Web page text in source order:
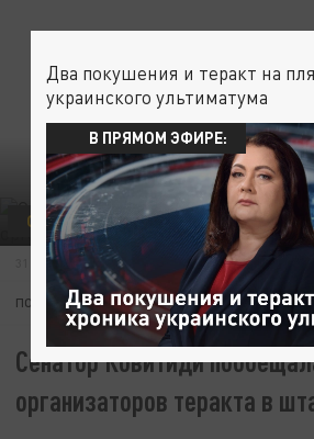
ФОТО: FEDERATION
ОБЩЕСТВО
31 ИЮЛЯ 13:04
ПОДПИШИТЕСЬ:
Сенатор Ковитиди
организаторов теракта в
Два покушения и теракт на
украинского ультиматума
В ПРЯМОМ ЭФИРЕ: